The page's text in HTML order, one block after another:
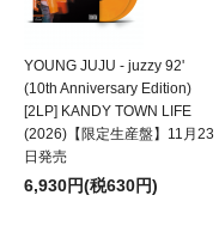
YOUNG JUJU - juzzy 92'
(10th Anniversary Edition)
[2LP] KANDY TOWN LIFE
(2026)【限定生産盤】11月23
日発売
6,930円(税630円)